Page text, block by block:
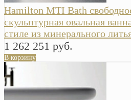
Hamilton MTI Bath
скульптурная овальная
стиле из минерального
1 262 251 руб.
В корзину